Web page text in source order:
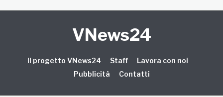
VNews24
Il progetto VNews24 Staff
Lavora con noi
Pubblicità
Contatti